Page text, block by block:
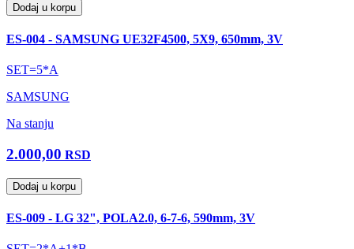
Dodaj u korpu
ES-004 - SAMSUNG UE32F4500, 5X9, 650mm, 3V
SET=5*A
SAMSUNG
Na stanju
2.000,00 RSD
Dodaj u korpu
ES-009 - LG 32", POLA2.0, 6-7-6, 590mm, 3V